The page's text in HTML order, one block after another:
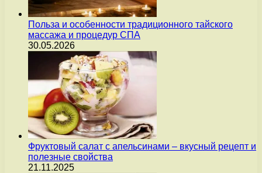
Польза и особенности традиционного тайского
массажа и процедур СПА
30.05.2026
Фруктовый салат с апельсинами – вкусный рецепт и
полезные свойства
21.11.2025